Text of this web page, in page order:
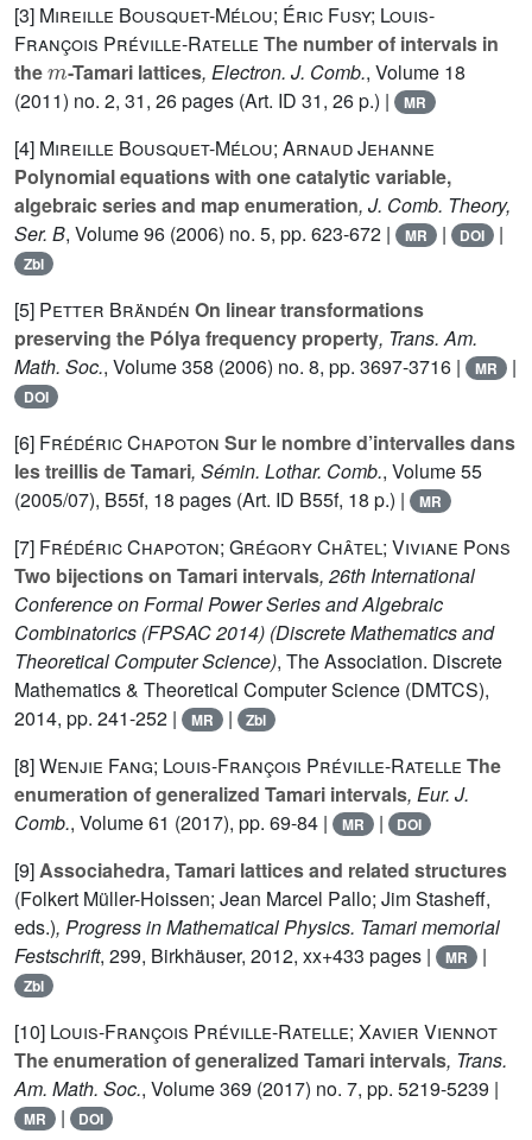
[3] Mireille Bousquet-Mélou; Éric Fusy; Louis-
François Préville-Ratelle The number of intervals in
the
m
-Tamari lattices, Electron. J. Comb., Volume 18
(2011) no. 2, 31, 26 pages (Art. ID 31, 26 p.) |
MR
[4] Mireille Bousquet-Mélou; Arnaud Jehanne
Polynomial equations with one catalytic variable,
algebraic series and map enumeration, J. Comb. Theory,
Ser. B, Volume 96 (2006) no. 5, pp. 623-672 | MR | DOI |
Zbl
[5] Petter Brändén On linear transformations
preserving the Pólya frequency property, Trans. Am.
Math. Soc., Volume 358 (2006) no. 8, pp. 3697-3716 | MR |
DOI
[6] Frédéric Chapoton Sur le nombre d’intervalles dans
les treillis de Tamari, Sémin. Lothar. Comb., Volume 55
(2005/07), B55f, 18 pages (Art. ID B55f, 18 p.) |
MR
[7] Frédéric Chapoton; Grégory Châtel; Viviane Pons
Two bijections on Tamari intervals, 26th International
Conference on Formal Power Series and Algebraic
Combinatorics (FPSAC 2014) (Discrete Mathematics and
Theoretical Computer Science), The Association. Discrete
Mathematics & Theoretical Computer Science (DMTCS),
2014, pp. 241-252 |
MR | Zbl
[8]Wenjie Fang; Louis-François Préville-Ratelle The
enumeration of generalized Tamari intervals, Eur. J.
Comb., Volume 61 (2017), pp. 69-84 | MR | DOI
[9]Associahedra, Tamari lattices and related structures
(Folkert Müller-Hoissen; Jean Marcel Pallo; Jim Stasheff,
eds.), Progress in Mathematical Physics. Tamari memorial
Festschrift, 299, Birkhäuser, 2012, xx+433 pages | MR |
Zbl
[10] Louis-François Préville-Ratelle; Xavier Viennot
The enumeration of generalized Tamari intervals, Trans.
Am. Math. Soc., Volume 369 (2017) no. 7, pp. 5219-5239 |
MR | DOI